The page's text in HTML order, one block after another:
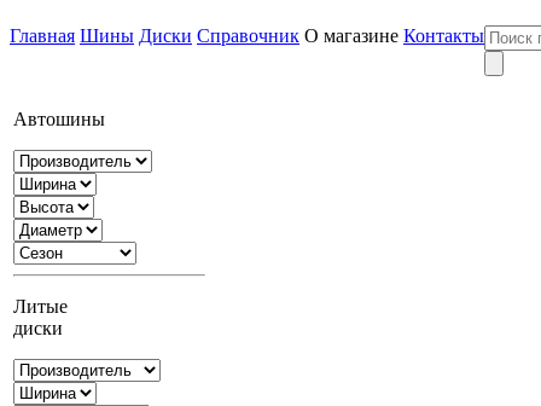
Главная Шины Диски Справочник О магазине Контакты
Автошины
Литые
диски